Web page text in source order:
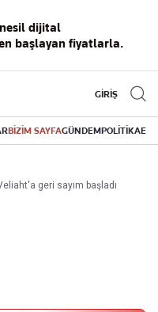
dijital
başlayan fiyatlarla.
GİRİŞ
BİZİM SAYFAGÜNDEMPOLİTİKA
geri sayım başladı